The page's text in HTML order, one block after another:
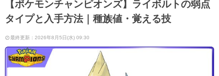
【ポケモンチャンピオンズ】ライボルトの弱点
タイプと入手方法｜種族値・覚える技
最終更新：2026年8月5日(水) 09:30